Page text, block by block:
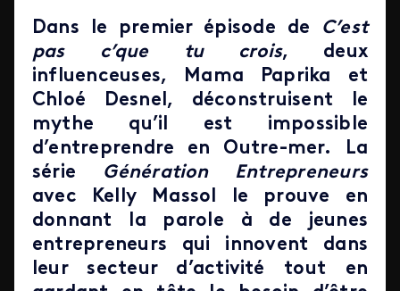
Dans le premier épisode de
C’est
pas c’que tu crois, deux
influenceuses, Mama Paprika et
Chloé Desnel, déconstruisent le
mythe qu’il est impossible
d’entreprendre en Outre-mer. La
série Génération Entrepreneurs
avec Kelly Massol le prouve en
donnant la parole à de jeunes
entrepreneurs qui innovent dans
leur secteur d’activité tout en